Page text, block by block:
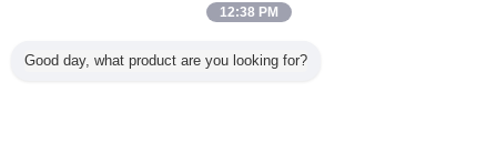
탁상용 전망
12:38 PM
Good day, what product are you looking for?